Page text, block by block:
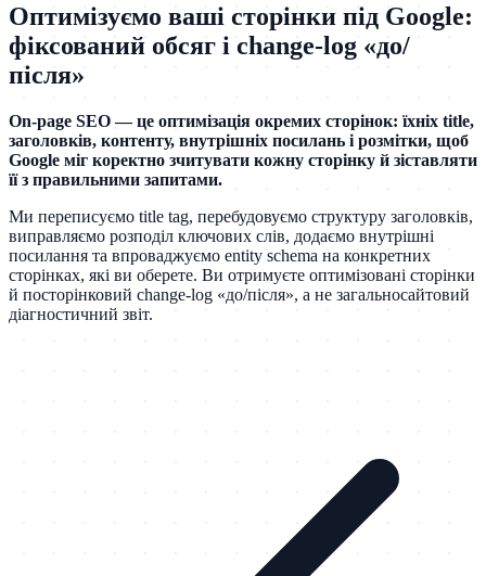
Оптимізуємо ваші сторінки під Google:
фіксований обсяг і change-log «до/
після»
On-page SEO — це оптимізація окремих сторінок: їхніх title,
заголовків, контенту, внутрішніх посилань і розмітки, щоб
Google міг коректно зчитувати кожну сторінку й зіставляти
її з правильними запитами.
Ми переписуємо title tag, перебудовуємо структуру заголовків,
виправляємо розподіл ключових слів, додаємо внутрішні
посилання та впроваджуємо entity schema на конкретних
сторінках, які ви оберете. Ви отримуєте оптимізовані сторінки
й посторінковий change-log «до/після», а не загальносайтовий
діагностичний звіт.